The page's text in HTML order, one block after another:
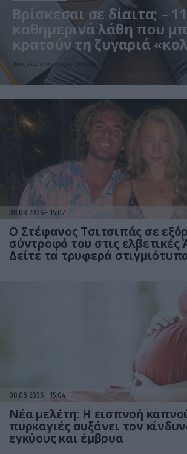
Βρίσκεσαι σε δίαιτα; –
καθημερινά λάθη που
κρατούν τη ζυγαριά
Ποιες είναι οι συχνότερες «παγίδες»
08.08.2026 15:07
Ο Στέφανος Τσιτσιπάς σε
σύντροφό του στις ελβετικές
Δείτε τα τρυφερά
08.08.2026 15:04
Νέα μελέτη: Η εισπνοή
πυρκαγιές αυξάνει τον
εγκύους και έμβρυα